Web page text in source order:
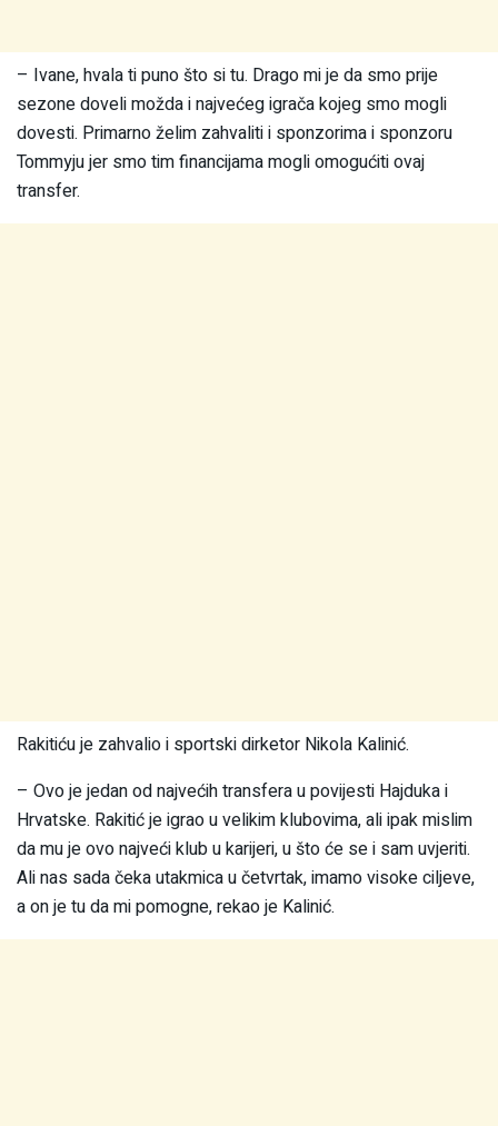
– Ivane, hvala ti puno što si tu. Drago mi je da smo prije
sezone doveli možda i najvećeg igrača kojeg smo mogli
dovesti. Primarno želim zahvaliti i sponzorima i sponzoru
Tommyju jer smo tim financijama mogli omogućiti ovaj
transfer.
Rakitiću je zahvalio i sportski dirketor Nikola Kalinić.
– Ovo je jedan od najvećih transfera u povijesti Hajduka i
Hrvatske. Rakitić je igrao u velikim klubovima, ali ipak mislim
da mu je ovo najveći klub u karijeri, u što će se i sam uvjeriti.
Ali nas sada čeka utakmica u četvrtak, imamo visoke ciljeve,
a on je tu da mi pomogne, rekao je Kalinić.